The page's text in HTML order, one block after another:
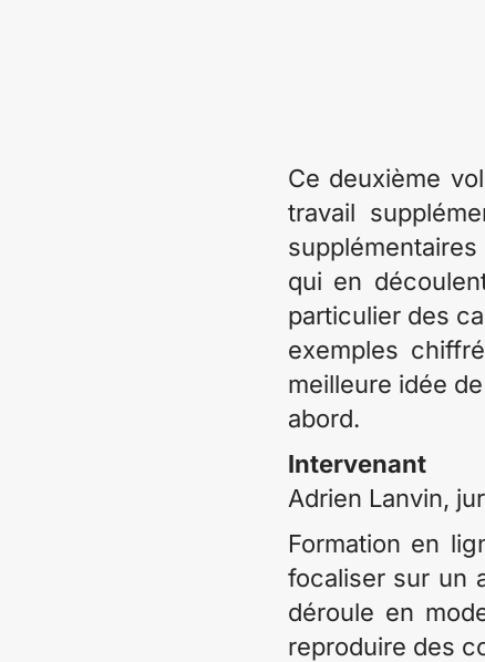
Ce deuxième
travail
qui en
particulier des
exemples
meilleure idée
abord.
Intervenant
Adrien Lanvin,
Formation en
focaliser sur un
déroule en
reproduire des